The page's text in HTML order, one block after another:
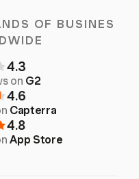
OF BUSINES
4.3
on G2
4.6
Capterra
4.8
App Store